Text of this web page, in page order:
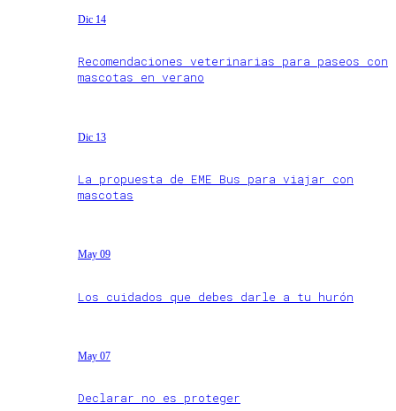
Dic 14
Recomendaciones veterinarias para paseos con
mascotas en verano
Dic 13
La propuesta de EME Bus para viajar con
mascotas
May 09
Los cuidados que debes darle a tu hurón
May 07
Declarar no es proteger